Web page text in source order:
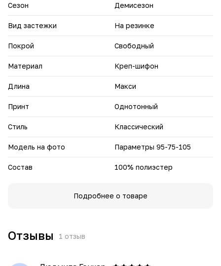
Сезон Демисезон
Вид застежки На резинке
Покрой Свободный
Материал Креп-шифон
Длина Макси
Принт Однотонный
Стиль Классический
Модель на фото Параметры 95-75-105
Состав 100% полиэстер
Подробнее о товаре
Отзывы 1 отзыв